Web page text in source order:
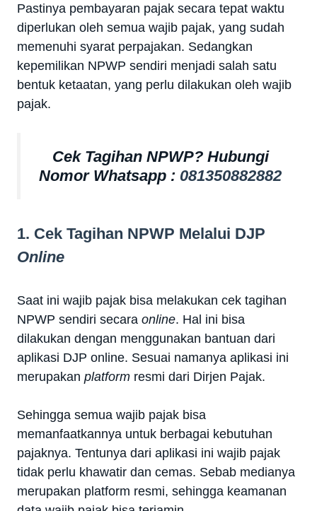
Pastinya pembayaran pajak secara tepat waktu
diperlukan oleh semua wajib pajak, yang sudah
memenuhi syarat perpajakan. Sedangkan
kepemilikan NPWP sendiri menjadi salah satu
bentuk ketaatan, yang perlu dilakukan oleh wajib
pajak.
Cek Tagihan NPWP? Hubungi
Nomor Whatsapp : 081350882882
1. Cek Tagihan NPWP Melalui DJP
Online
Saat ini wajib pajak bisa melakukan cek tagihan
NPWP sendiri secara online. Hal ini bisa
dilakukan dengan menggunakan bantuan dari
aplikasi DJP online. Sesuai namanya aplikasi ini
merupakan platform resmi dari Dirjen Pajak.
Sehingga semua wajib pajak bisa
memanfaatkannya untuk berbagai kebutuhan
pajaknya. Tentunya dari aplikasi ini wajib pajak
tidak perlu khawatir dan cemas. Sebab medianya
merupakan platform resmi, sehingga keamanan